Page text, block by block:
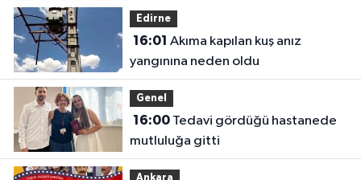
Edirne
16:01
yangınına neden oldu
Genel
16:00Tedavi gördüğü hastanede
mutluluğa gitti
Ankara